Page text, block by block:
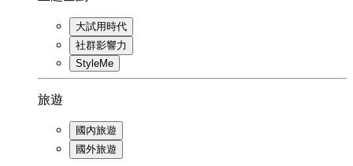
大試用時代
社群影響力
StyleMe
旅遊
國內旅遊
國外旅遊